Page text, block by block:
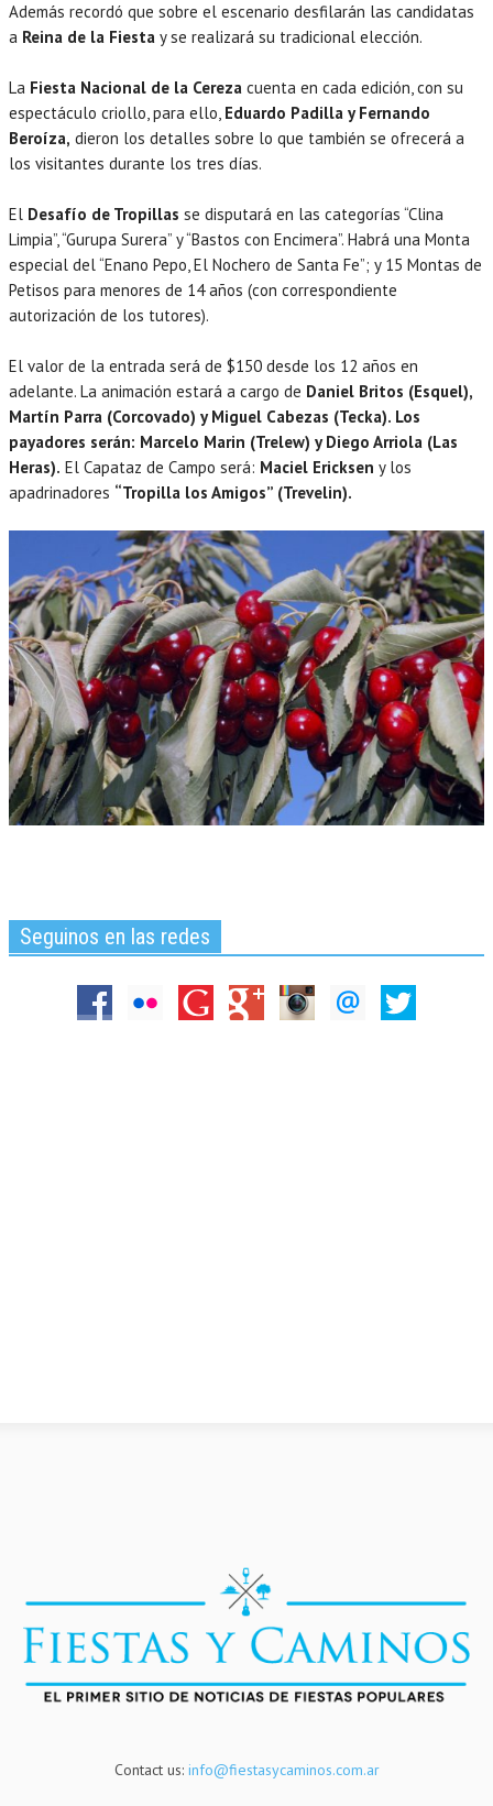
Además recordó que sobre el escenario desfilarán las candidatas
a Reina de la Fiesta y se realizará su tradicional elección.
La Fiesta Nacional de la Cereza cuenta en cada edición, con su
espectáculo criollo, para ello, Eduardo Padilla y Fernando
Beroíza, dieron los detalles sobre lo que también se ofrecerá a
los visitantes durante los tres días.
El Desafío de Tropillas se disputará en las categorías “Clina
Limpia”, “Gurupa Surera” y “Bastos con Encimera”. Habrá una Monta
especial del “Enano Pepo, El Nochero de Santa Fe”; y 15 Montas de
Petisos para menores de 14 años (con correspondiente
autorización de los tutores).
El valor de la entrada será de $150 desde los 12 años en
adelante. La animación estará a cargo de Daniel Britos (Esquel),
Martín Parra (Corcovado) y Miguel Cabezas (Tecka). Los
payadores serán: Marcelo Marin (Trelew) y Diego Arriola (Las
Heras). El Capataz de Campo será: Maciel Ericksen y los
apadrinadores “Tropilla los Amigos” (Trevelin).
Seguinos en las redes
Contact us: info@fiestasycaminos.com.ar